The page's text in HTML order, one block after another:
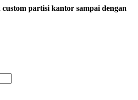
partisi kantor sampai dengan